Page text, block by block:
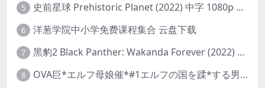
5 史前星球 Prehistoric Planet (2022) 中字 1080p 高清 阿里云盘 2022.5.27已更新全集
6 洋葱学院中小学免费课程集合 云盘下载
7 黑豹2 Black Panther: Wakanda Forever (2022) 高清版
8 OVA巨*エルフ母娘催*#1エルフの国を蹂*する男。汚された女王と姫